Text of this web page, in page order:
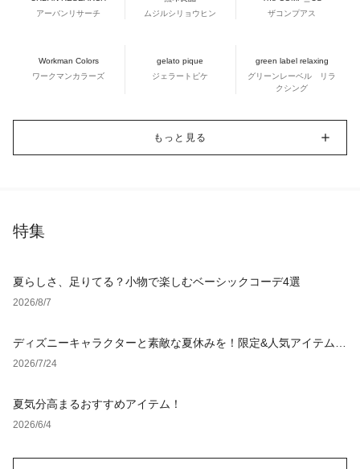
アーバンリサーチ
ムジルシリョウヒン
ザコンプアス
Workman Colors
ワークマンカラーズ
gelato pique
ジェラートピケ
green label relaxing
グリーンレーベル リラ
クシング
もっと見る
特集
夏らしさ、足りてる？小物で楽しむベーシックコーデ4選
2026/8/7
ディズニーキャラクターと素敵な夏休みを！限定&人気アイテム特
集
2026/7/24
夏気分高まるおすすめアイテム！
2026/6/4